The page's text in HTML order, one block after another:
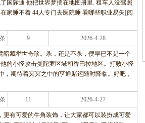
国际通 他把世界梦揣在地图册里. 租车人没驾照
家睡不着 44人专门去医院睡 看哪些职业易失 [阅
9 2026-4-28
藏举世奇珍。杀，还是不杀，便早已不是一个
的小怪攻击曼陀罗区域和香巴拉地区。打败小怪
期待着冥冥之中的亨通赌运随时降临。好吧，
11 2026-4-27
有可爱的牛角装饰，让大家都可以装扮成可爱